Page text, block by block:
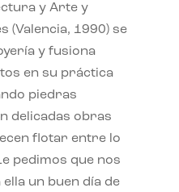
y Arte y
(Valencia, 1990) se
y fusiona
en su práctica
piedras
delicadas obras
flotar entre lo
pedimos que nos
un buen día de